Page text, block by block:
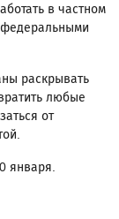
в частном
федеральными
раскрывать
любые
от
января.